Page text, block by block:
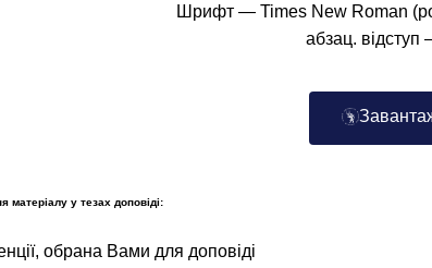
Шрифт — Times New Roman
абзац.
матеріалу у тезах доповіді:
обрана Вами для доповіді